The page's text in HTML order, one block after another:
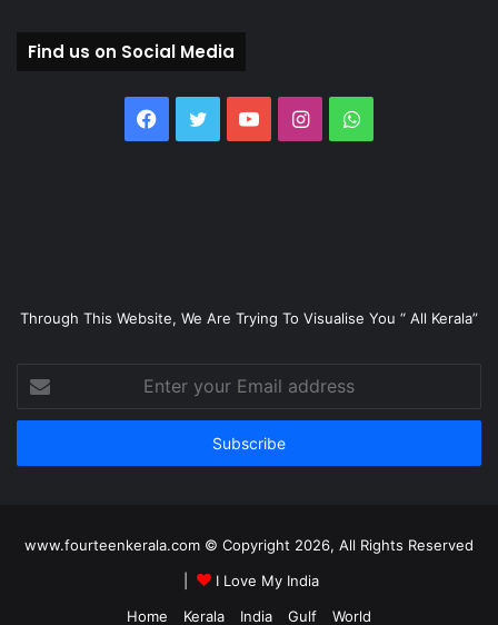
Find us on Social Media
Facebook
TwitterYouTubeInstagramWhatsApp
Through This Website, We Are Trying To Visualise You “ All Kerala”
your
Email
www.fourteenkerala.com © Copyright 2026, All Rights Reserved
I Love My India
Home
Kerala India Gulf World